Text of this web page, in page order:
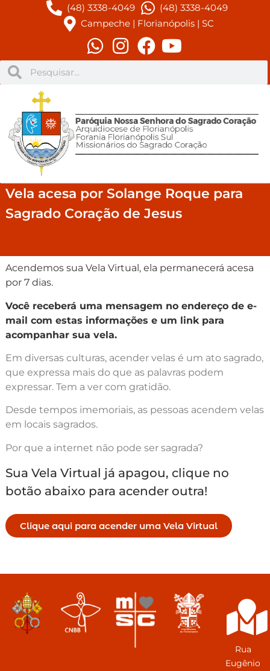
(48) 3338-4049
(48) 3338-4049
Campeche | Florianópolis | SC
Vela acesa por Solange Roque para
Sagrado Coração de Jesus
Acendemos sua Vela Virtual, ela permanecerá acesa
por 7 dias.
Você receberá uma mensagem no endereço de e-
mail com estas informações e um link para
acompanhar sua vela.
Em diversas culturas, acender velas é um ato sagrado,
que expressa mais do que as palavras podem
expressar. Tem a ver com gratidão.
Desde tempos imemoriais, as pessoas acendem velas
em locais sagrados.
Por que a internet não pode ser sagrada?
Sua Vela Virtual já apagou, clique no
botão abaixo para acender outra!
Clique aqui para acender uma Vela Virtual
Rua
Eugênio